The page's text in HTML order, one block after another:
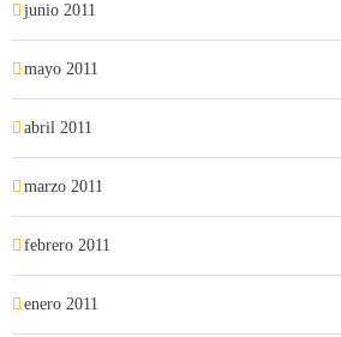
junio 2011
mayo 2011
abril 2011
marzo 2011
febrero 2011
enero 2011